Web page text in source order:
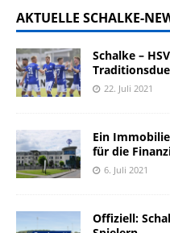
AKTUELLE SCHALKE-
Schalke –
22. Juli 2021
Ein
für die
6. Juli 2021
Offiziell: